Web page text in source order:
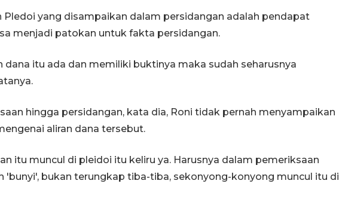
Pledoi yang disampaikan dalam persidangan adalah pendapat
menjadi patokan untuk fakta persidangan.
dana itu ada dan memiliki buktinya maka sudah seharusnya
hingga persidangan, kata dia, Roni tidak pernah menyampaikan
aliran dana tersebut.
itu muncul di pleidoi itu keliru ya. Harusnya dalam pemeriksaan
'bunyi', bukan terungkap tiba-tiba, sekonyong-konyong muncul itu di